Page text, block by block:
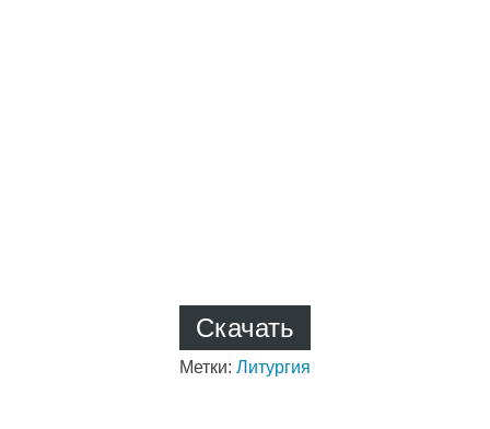
Скачать
Метки: Литургия